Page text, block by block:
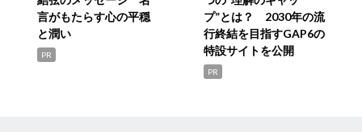
言がもたらす心の平穏
と潤い
PR
プ”とは？ 2030年の流
行終結を目指すGAP6の
特設サイトを公開
PR